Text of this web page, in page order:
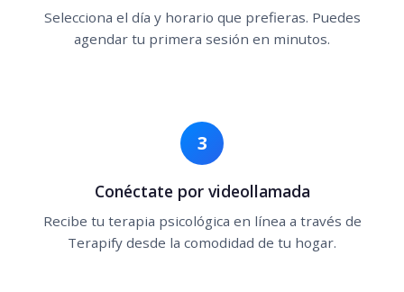
Selecciona el día y horario que prefieras. Puedes
agendar tu primera sesión en minutos.
3
Conéctate por videollamada
Recibe tu terapia psicológica en línea a través de
Terapify desde la comodidad de tu hogar.